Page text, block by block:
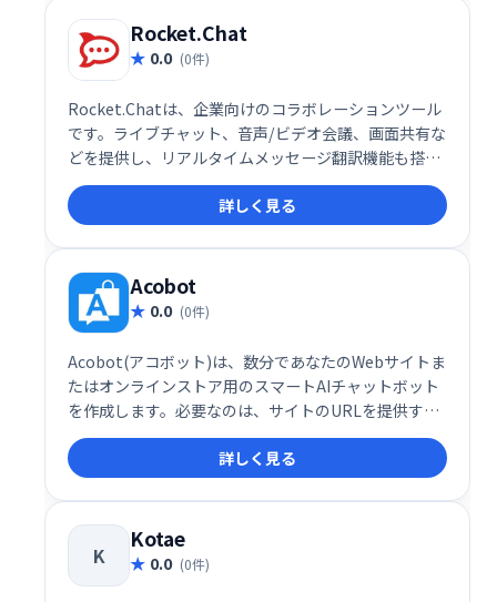
Rocket.Chat
0.0 (0件)
Rocket.Chatは、企業向けのコラボレーションツール
です。ライブチャット、音声/ビデオ会議、画面共有な
どを提供し、リアルタイムメッセージ翻訳機能も搭
載。複数言語での円滑なコミュニケーションを実現
し、チームの生産性向上を支援します。
詳しく見る
Acobot
0.0 (0件)
Acobot(アコボット)は、数分であなたのWebサイトま
たはオンラインストア用のスマートAIチャットボット
を作成します。必要なのは、サイトのURLを提供する
ことだけです。Acoがすべての作業を行います。
詳しく見る
K
Kotae
0.0 (0件)